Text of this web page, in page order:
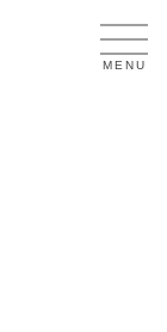
MENU